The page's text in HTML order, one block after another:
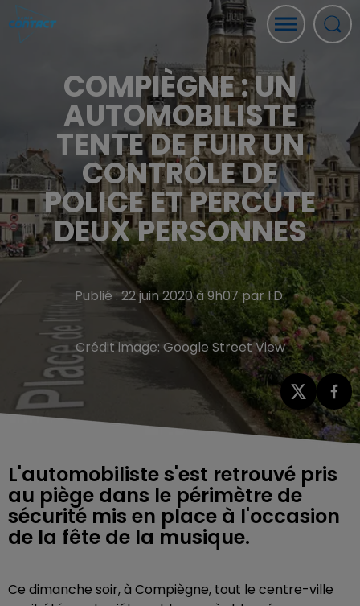
COMPIÈGNE : UN
AUTOMOBILISTE
TENTE DE FUIR UN
CONTRÔLE DE
POLICE ET PERCUTE
DEUX PERSONNES
Publié : 22 juin 2020 à 9h07 par I.D.
Crédit image: Google Street View
L'automobiliste s'est retrouvé pris
au piège dans le périmètre de
sécurité mis en place à l'occasion
de la fête de la musique.
Ce dimanche soir, à Compiègne, tout le centre-ville